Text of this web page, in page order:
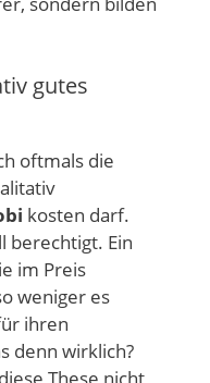
gutes
oftmals die
kosten darf.
berechtigt. Ein
im Preis
weniger es
ihren
denn wirklich?